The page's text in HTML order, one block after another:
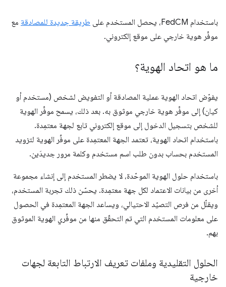
باستخدام FedCM، يحصل المستخدم على طريقة جديدة للمصادقة مع
موفِّر هوية خارجي على موقع إلكتروني.
ما هو اتحاد الهوية؟
يفوّض اتحاد الهوية عملية المصادقة أو التفويض لشخص (مستخدم أو
كيان) إلى موفِّر هوية خارجي موثوق به. بعد ذلك، يسمح موفِّر الهوية
للشخص بتسجيل الدخول إلى موقع إلكتروني تابع لجهة معتمِدة.
باستخدام اتحاد الهوية، تعتمد الجهة المعتمِدة على موفِّر الهوية لتزويد
المستخدم بحساب بدون طلب اسم مستخدم وكلمة مرور جديدَين.
باستخدام حلول الهوية الموحّدة، لا يضطر المستخدم إلى إنشاء مجموعة
أخرى من بيانات الاعتماد لكل جهة معتمِدة. يحسّن ذلك تجربة المستخدم،
ويقلّل من فرص التصيّد الاحتيالي، ويساعد الجهة المعتمِدة في الحصول
على معلومات المستخدم التي تم التحقّق منها من موفِّري الهوية الموثوق
بهم.
الحلول التقليدية وملفات تعريف الارتباط التابعة لجهات
خارجية